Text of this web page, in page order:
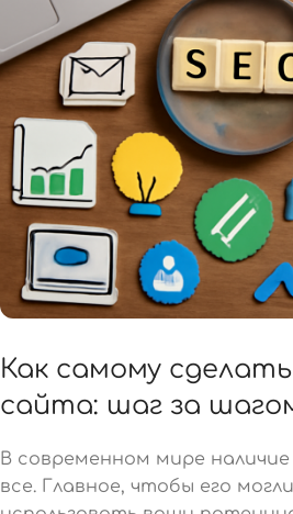
Как самому
сайта: шаг за
В современном мире
все. Главное, чтобы его